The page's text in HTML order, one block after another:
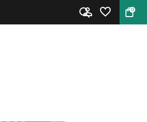
0
CZ Drake hagelgeweer | 12/76